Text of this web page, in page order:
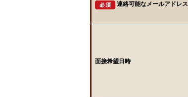
連絡可能なメールアドレス
面接希望日時